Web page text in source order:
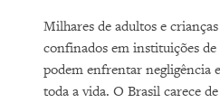
Milhares de adultos e
confinados em instituições
podem enfrentar negligência
toda a vida. O Brasil carece